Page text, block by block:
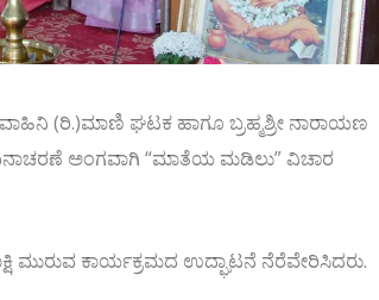
(ರಿ.)ಮಾಣಿ ಘಟಕ ಹಾಗೂ ಬ್ರಹ್ಮಶ್ರೀ ನಾರಾಯಣ
ಅಂಗವಾಗಿ “ಮಾತೆಯ ಮಡಿಲು” ವಿಚಾರ
ಮುರುವ ಕಾರ್ಯಕ್ರಮದ ಉದ್ಘಾಟನೆ ನೆರೆವೇರಿಸಿದರು.